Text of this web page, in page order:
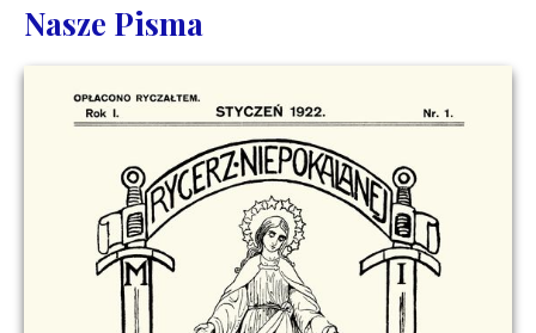
Nasze Pisma